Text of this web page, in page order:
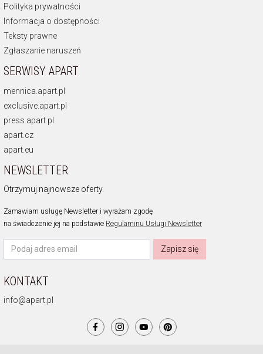
Polityka prywatności
Informacja o dostępności
Teksty prawne
Zgłaszanie naruszeń
SERWISY APART
mennica.apart.pl
exclusive.apart.pl
press.apart.pl
apart.cz
apart.eu
NEWSLETTER
Otrzymuj najnowsze oferty.
Zamawiam usługę Newsletter i wyrażam zgodę
na świadczenie jej na podstawie Regulaminu Usługi Newsletter
Zapisz się
KONTAKT
info@apart.pl